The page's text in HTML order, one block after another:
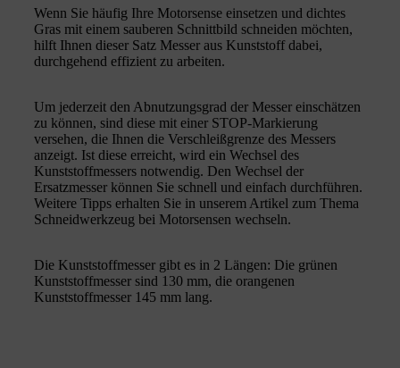
Wenn Sie häufig Ihre Motorsense einsetzen und dichtes
Gras mit einem sauberen Schnittbild schneiden möchten,
hilft Ihnen dieser Satz Messer aus Kunststoff dabei,
durchgehend effizient zu arbeiten.
Um jederzeit den Abnutzungsgrad der Messer einschätzen
zu können, sind diese mit einer STOP-Markierung
versehen, die Ihnen die Verschleißgrenze des Messers
anzeigt. Ist diese erreicht, wird ein Wechsel des
Kunststoffmessers notwendig. Den Wechsel der
Ersatzmesser können Sie schnell und einfach durchführen.
Weitere Tipps erhalten Sie in unserem Artikel zum Thema
Schneidwerkzeug bei Motorsensen wechseln.
Die Kunststoffmesser gibt es in 2 Längen: Die grünen
Kunststoffmesser sind 130 mm, die orangenen
Kunststoffmesser 145 mm lang.